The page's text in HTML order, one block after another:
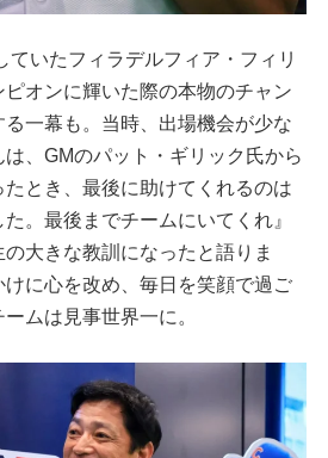
ていたフィラデルフィア・フィリ
オンに輝いた際の本物のチャン
一幕も。当時、出場機会が少な
、GMのパット・ギリック氏から
たとき、最後に助けてくれるのは
。最後までチームにいてくれ』
大きな教訓になったと語りま
に心を改め、毎日を笑顔で過ご
ムは見事世界一に。